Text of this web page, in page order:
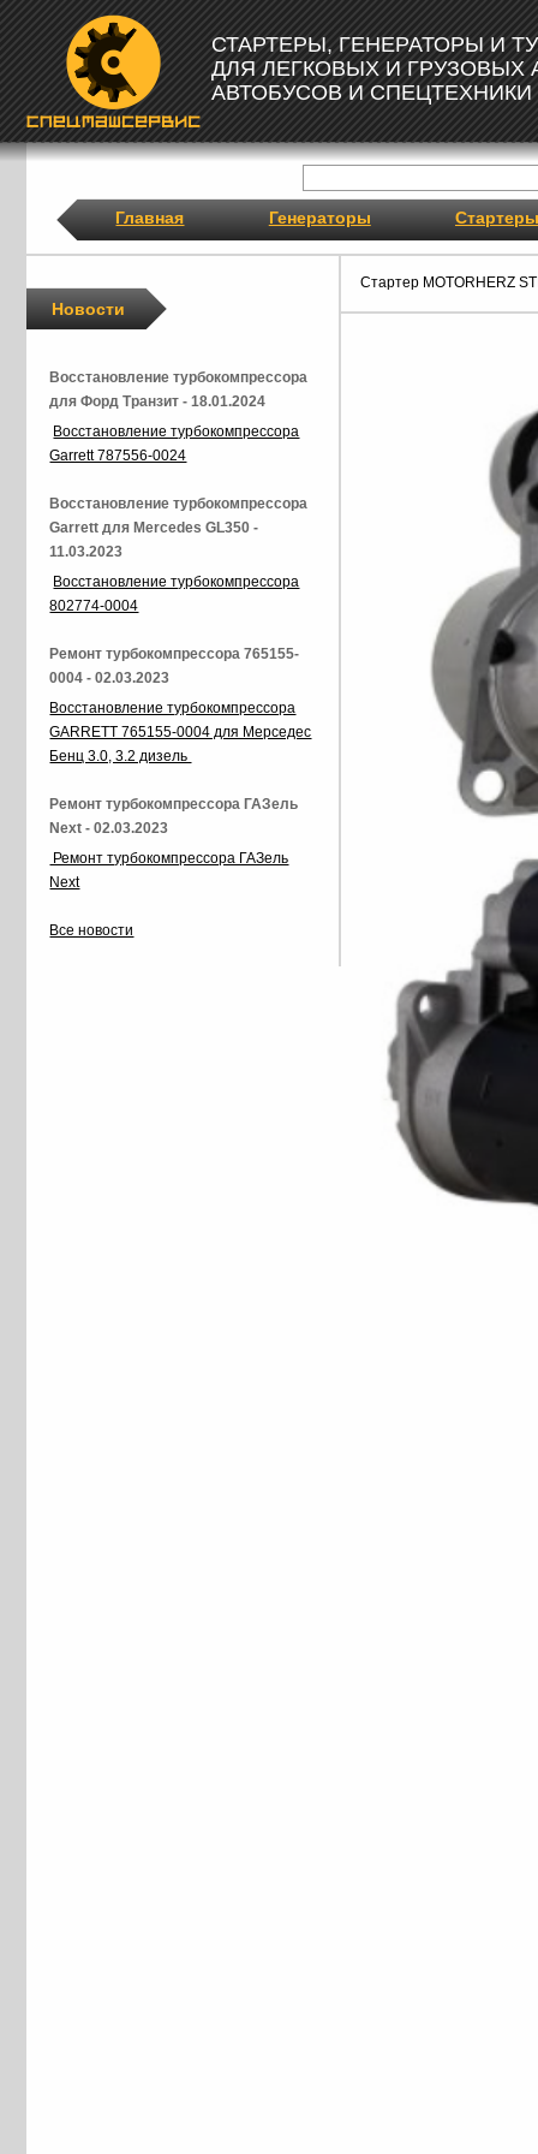
СТАРТЕРЫ, ГЕНЕРАТОРЫ И
ДЛЯ ЛЕГКОВЫХ И ГРУЗОВЫХ
АВТОБУСОВ И СПЕЦТЕХНИКИ
Главная Генераторы Стартеры
Стартер MOTORHERZ
Новости
Восстановление турбокомпрессора
для Форд Транзит - 18.01.2024
Восстановление турбокомпрессора
Garrett 787556-0024
Восстановление турбокомпрессора
Garrett для Mercedes GL350 -
11.03.2023
Восстановление турбокомпрессора
802774-0004
Ремонт турбокомпрессора 765155-
0004 - 02.03.2023
Восстановление турбокомпрессора
GARRETT 765155-0004 для Мерседес
Бенц 3.0, 3.2 дизель
Ремонт турбокомпрессора ГАЗель
Next - 02.03.2023
Ремонт турбокомпрессора ГАЗель
Next
Все новости